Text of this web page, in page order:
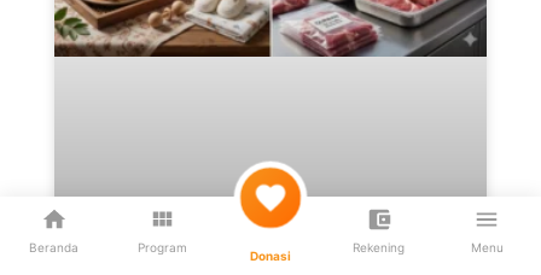
Beranda Program
Donasi
Rekening Menu